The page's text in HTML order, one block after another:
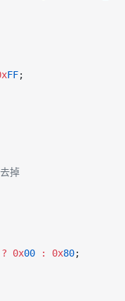
FF;
掉
? 0x00 : 0x80;